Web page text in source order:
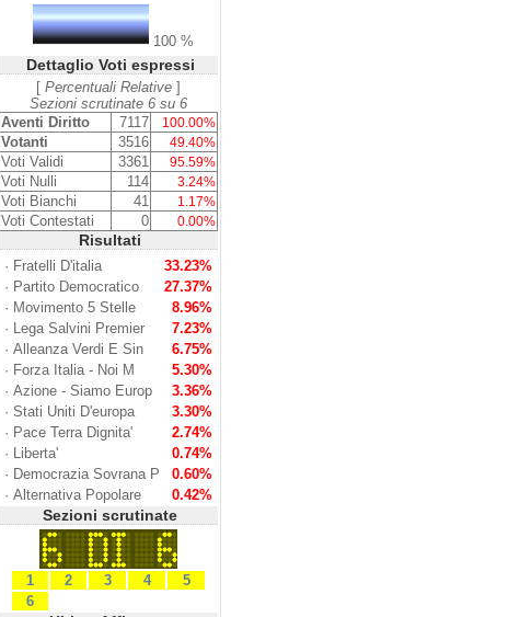
100 %
Dettaglio Voti espressi
[ Percentuali Relative ]
Sezioni scrutinate 6 su 6
Aventi Diritto
7117 100.00%
Votanti 3516 49.40%
Voti Validi 3361 95.59%
Voti Nulli 114 3.24%
Voti Bianchi 41 1.17%
Voti Contestati 0 0.00%
Risultati
· Fratelli D'italia
33.23%
· Partito Democratico
27.37%
· Movimento 5 Stelle
8.96%
· Lega Salvini Premier
7.23%
· Alleanza Verdi E Sin
6.75%
· Forza Italia - Noi M
5.30%
· Azione - Siamo Europ
3.36%
· Stati Uniti D'europa
3.30%
· Pace Terra Dignita'
2.74%
· Liberta'
0.74%
· Democrazia Sovrana P
0.60%
· Alternativa Popolare 0.42%
Sezioni scrutinate
1 2 3 4
5
6